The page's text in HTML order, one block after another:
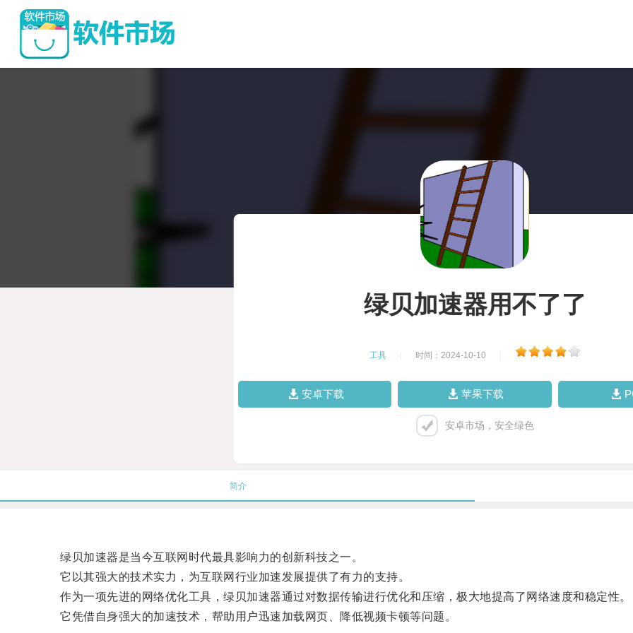
绿贝加速器用不了了
工具 时间：2024-10-10
安卓下载 苹果下载
安卓市场，安全绿色
简介
绿贝加速器是当今互联网时代最具影响力的创新科技之一。
它以其强大的技术实力，为互联网行业加速发展提供了有力的支持。
作为一项先进的网络优化工具，绿贝加速器通过对数据传输进行优化和压缩，极大地提高了网络速度和稳定性。
它凭借自身强大的加速技术，帮助用户迅速加载网页、降低视频卡顿等问题。